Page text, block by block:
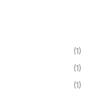
(1)
(1)
(1)